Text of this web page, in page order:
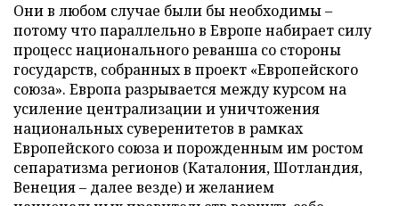
Они в любом случае были бы необходимы –
потому что параллельно в Европе набирает силу
процесс национального реванша со стороны
государств, собранных в проект «Европейского
союза». Европа разрывается между курсом на
усиление централизации и уничтожения
национальных суверенитетов в рамках
Европейского союза и порожденным им ростом
сепаратизма регионов (Каталония, Шотландия,
Венеция – далее везде) и желанием